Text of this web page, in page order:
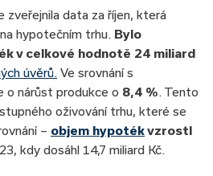
zveřejnila data za říjen, která
hypotečním trhu. Bylo
v celkové hodnotě 24 miliard
úvěrů. Ve srovnání s
o nárůst produkce o 8,4 %. Tento
oživování trhu, které se
– objem hypotékvzrostl
kdy dosáhl 14,7 miliard Kč.